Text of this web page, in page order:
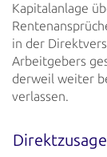
Kapitalanlage
in der
Arbeitgebers
derweil weiter
verlassen.
Direktzusage